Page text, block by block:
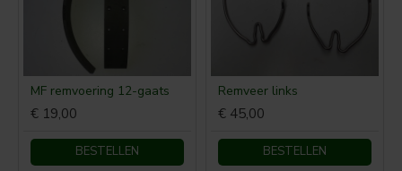
MF remvoering 12-gaats
€ 19,00
BESTELLEN
Remveer links
€ 45,00
BESTELLEN